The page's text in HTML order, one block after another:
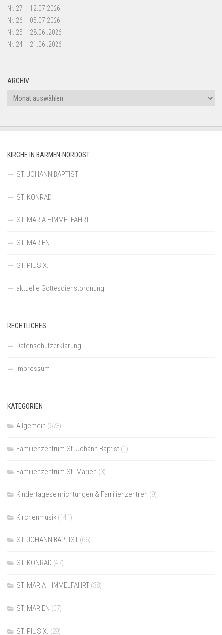
Nr. 27 – 12.07.2026
Nr. 26 – 05.07.2026
Nr. 25 – 28.06..2026
Nr. 24 – 21.06..2026
ARCHIV
Archiv
KIRCHE IN BARMEN-NORDOST
ST. JOHANN BAPTIST
ST. KONRAD
ST. MARIÄ HIMMELFAHRT
ST. MARIEN
ST. PIUS X.
aktuelle Gottesdienstordnung
RECHTLICHES
Datenschutzerklärung
Impressum
KATEGORIEN
Allgemein (673)
Familienzentrum St. Johann Baptist (1)
Familienzentrum St. Marien (3)
Kindertageseinrichtungen & Familienzentren (9)
Kirchenmusik (141)
ST. JOHANN BAPTIST (66)
ST. KONRAD (47)
ST. MARIÄ HIMMELFAHRT (38)
ST. MARIEN (37)
ST. PIUS X. (29)